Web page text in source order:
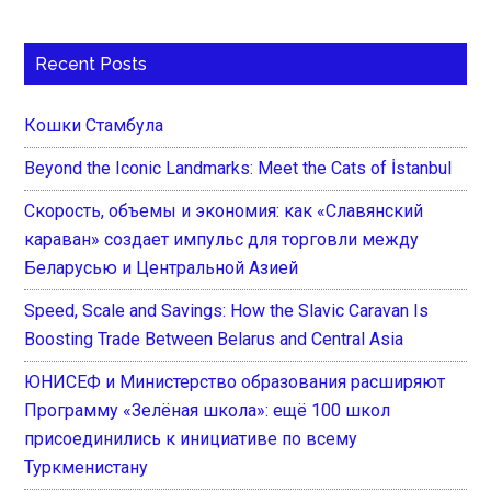
Recent Posts
Кошки Стамбула
Beyond the Iconic Landmarks: Meet the Cats of İstanbul
Скорость, объемы и экономия: как «Славянский
караван» создает импульс для торговли между
Беларусью и Центральной Азией
Speed, Scale and Savings: How the Slavic Caravan Is
Boosting Trade Between Belarus and Central Asia
ЮНИСЕФ и Министерство образования расширяют
Программу «Зелёная школа»: ещё 100 школ
присоединились к инициативе по всему
Туркменистану